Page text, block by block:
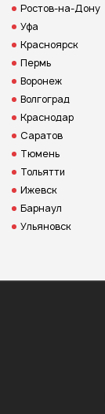
Ростов-на-Дону
Уфа
Красноярск
Пермь
Воронеж
Волгоград
Краснодар
Саратов
Тюмень
Тольятти
Ижевск
Барнаул
Ульяновск